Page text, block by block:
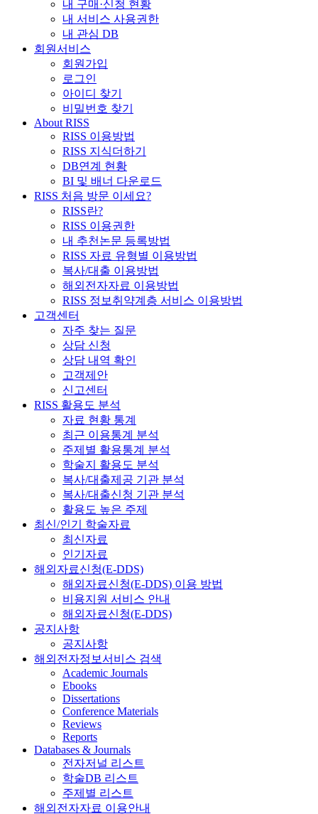
내 구매·신청 현황
내 서비스 사용권한
내 관심 DB
회원서비스
회원가입
로그인
아이디 찾기
비밀번호 찾기
About RISS
RISS 이용방법
RISS 지식더하기
DB연계 현황
BI 및 배너 다운로드
RISS 처음 방문 이세요?
RISS란?
RISS 이용권한
내 추천논문 등록방법
RISS 자료 유형별 이용방법
복사/대출 이용방법
해외전자자료 이용방법
RISS 정보취약계층 서비스 이용방법
고객센터
자주 찾는 질문
상담 신청
상담 내역 확인
고객제안
신고센터
RISS 활용도 분석
자료 현황 통계
최근 이용통계 분석
주제별 활용통계 분석
학술지 활용도 분석
복사/대출제공 기관 분석
복사/대출신청 기관 분석
활용도 높은 주제
최신/인기 학술자료
최신자료
인기자료
해외자료신청(E-DDS)
해외자료신청(E-DDS) 이용 방법
비용지원 서비스 안내
해외자료신청(E-DDS)
공지사항
공지사항
해외전자정보서비스 검색
Academic Journals
Ebooks
Dissertations
Conference Materials
Reviews
Reports
Databases & Journals
전자저널 리스트
학술DB 리스트
주제별 리스트
해외전자자료 이용안내